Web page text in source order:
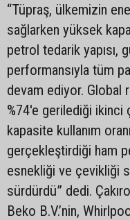
“Tüpraş, ülkemizin
sağlarken yüksek
petrol tedarik yapısı,
performansıyla tüm
devam ediyor. Global
%74'e gerilediği ikinci
kapasite kullanım
gerçekleştirdiği ham
esnekliği ve çevikliği
sürdürdü” dedi.
Beko B.V.’nin,